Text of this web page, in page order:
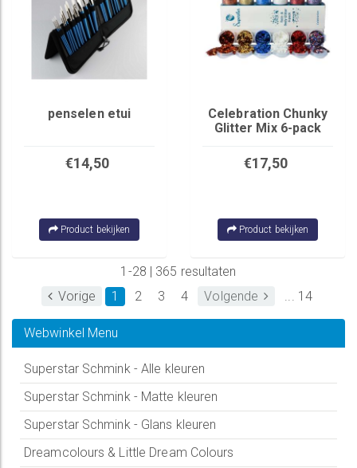
penselen etui
€14,50
Product bekijken
Celebration Chunky
Glitter Mix 6-pack
€17,50
Product bekijken
1-28 | 365 resultaten
Vorige
1 2 3 4 Volgende ... 14
Webwinkel Menu
Superstar Schmink - Alle kleuren
Superstar Schmink - Matte kleuren
Superstar Schmink - Glans kleuren
Dreamcolours & Little Dream Colours